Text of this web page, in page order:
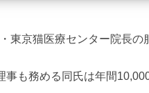
東京猫医療センター院長の
事も務める同氏は年間